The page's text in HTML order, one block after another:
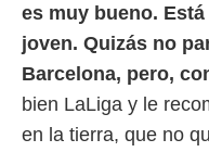
es muy bueno.
joven. Quizás no
Barcelona, pero,
bien LaLiga y le
en la tierra, que no